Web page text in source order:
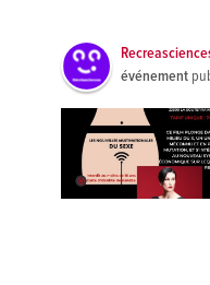
événement